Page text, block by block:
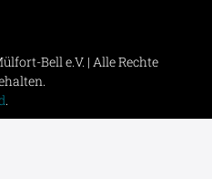
Bell e.V. | Alle Rechte
.